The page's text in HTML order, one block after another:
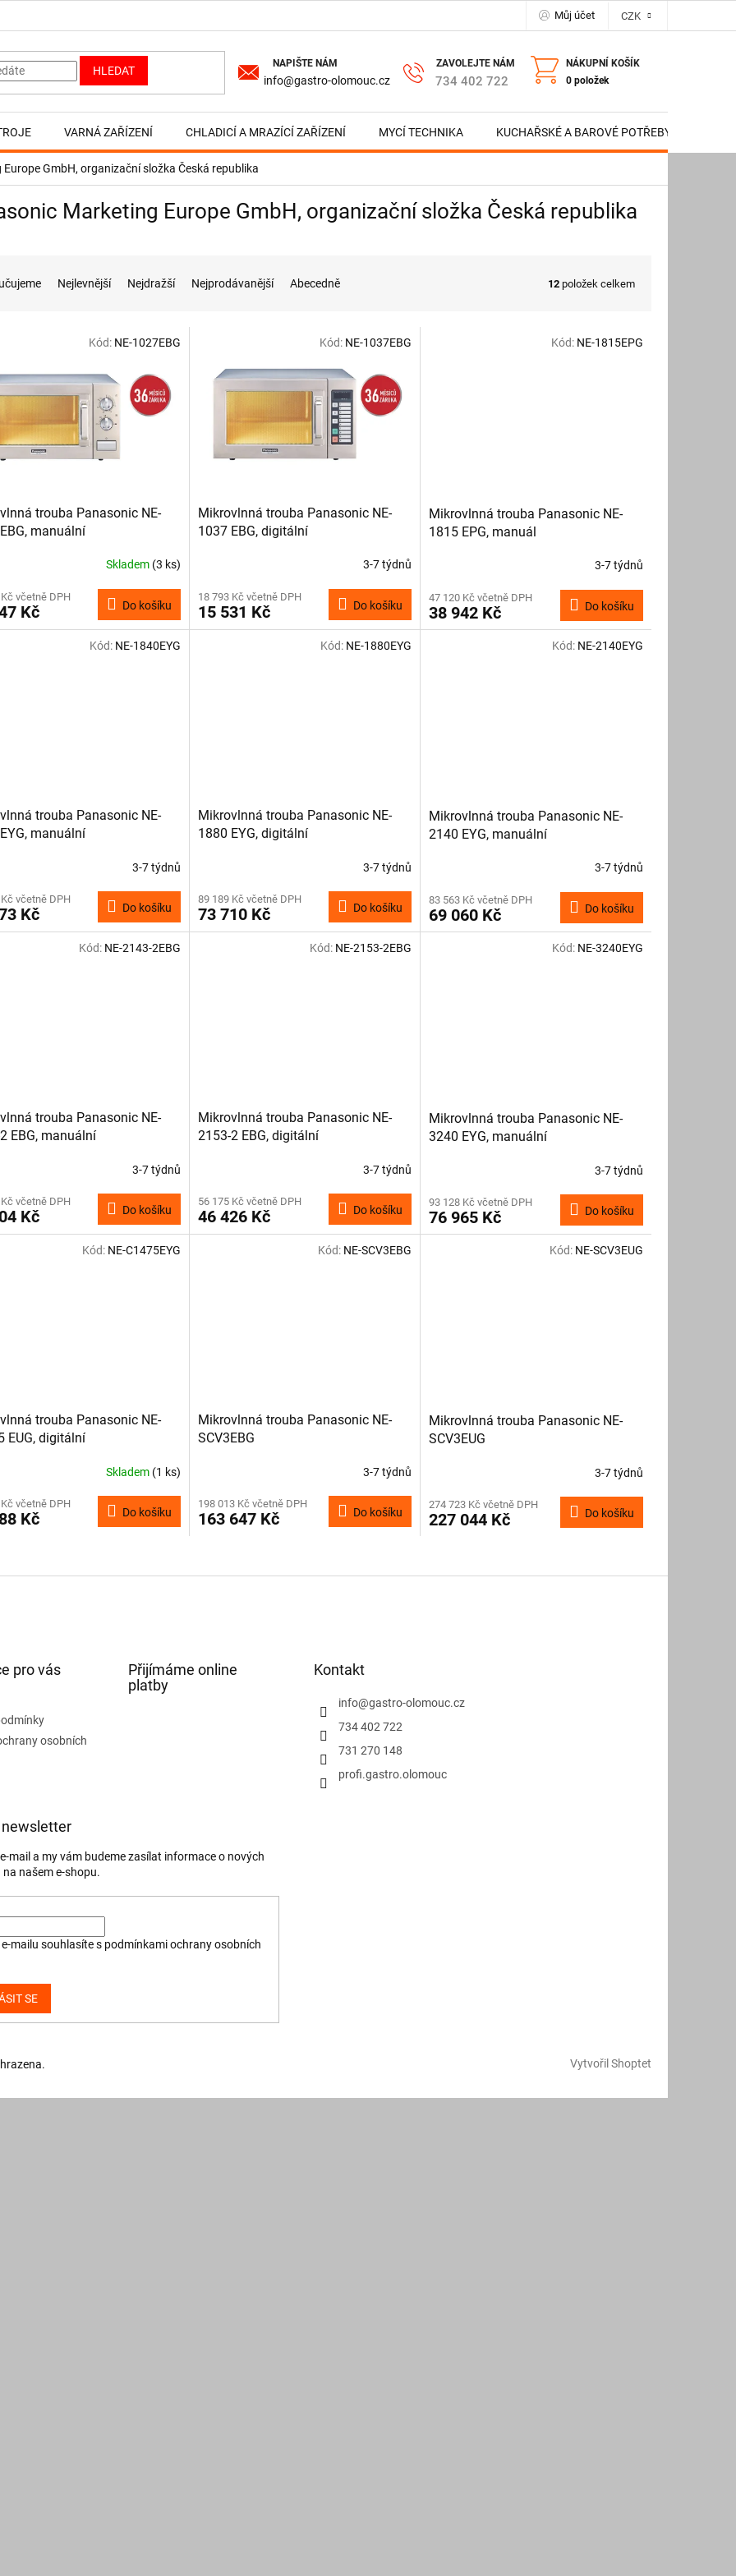
Můj účet CZK
HLEDAT
info@gastro-olomouc.cz 734 402 722
NÁKUPNÍ KOŠÍK
0 položek
VARNÁ ZAŘÍZENÍ CHLADICÍ A MRAZÍCÍ ZAŘÍZENÍ MYCÍ TECHNIKA KUCHAŘSKÉ A BAROVÉ POTŘEBY
GmbH, organizační složka Česká republika
Marketing Europe GmbH, organizační složka Česká republika
Nejlevnější Nejdražší Nejprodávanější Abecedně 12 položek celkem
trouba Panasonic NE-
manuální
Skladem (3 ks)
včetně DPH
Kč Do košíku
Kód: NE-1027EBG
Mikrovlnná trouba Panasonic NE-
1037 EBG, digitální
3-7 týdnů
18 793 Kč včetně DPH
15 531 Kč Do košíku
Kód: NE-1037EBG
Mikrovlnná trouba Panasonic NE-
1815 EPG, manuál
3-7 týdnů
47 120 Kč včetně DPH
38 942 Kč Do košíku
Kód: NE-1815EPG
trouba Panasonic NE-
manuální
3-7 týdnů
včetně DPH
Kč Do košíku
Kód: NE-1840EYG
Mikrovlnná trouba Panasonic NE-
1880 EYG, digitální
3-7 týdnů
89 189 Kč včetně DPH
73 710 Kč Do košíku
Kód: NE-1880EYG
Mikrovlnná trouba Panasonic NE-
2140 EYG, manuální
3-7 týdnů
83 563 Kč včetně DPH
69 060 Kč Do košíku
Kód: NE-2140EYG
trouba Panasonic NE-
EBG, manuální
3-7 týdnů
včetně DPH
Kč Do košíku
Kód: NE-2143-2EBG
Mikrovlnná trouba Panasonic NE-
2153-2 EBG, digitální
3-7 týdnů
56 175 Kč včetně DPH
46 426 Kč Do košíku
Kód: NE-2153-2EBG
Mikrovlnná trouba Panasonic NE-
3240 EYG, manuální
3-7 týdnů
93 128 Kč včetně DPH
76 965 Kč Do košíku
Kód: NE-3240EYG
trouba Panasonic NE-
EUG, digitální
Skladem (1 ks)
včetně DPH
Kč Do košíku
Kód: NE-C1475EYG
Mikrovlnná trouba Panasonic NE-
SCV3EBG
3-7 týdnů
198 013 Kč včetně DPH
163 647 Kč Do košíku
Kód: NE-SCV3EBG
Mikrovlnná trouba Panasonic NE-
SCV3EUG
3-7 týdnů
274 723 Kč včetně DPH
227 044 Kč Do košíku
Kód: NE-SCV3EUG
v
pro vás
osobních
Přijímáme online
platby
Kontakt
info@gastro-olomouc.cz
734 402 722
731 270 148
profi.gastro.olomouc
mail a my vám budeme zasílat informace o nových
našem e-shopu.
mailu souhlasíte s podmínkami ochrany osobních
SE
Vytvořil Shoptet